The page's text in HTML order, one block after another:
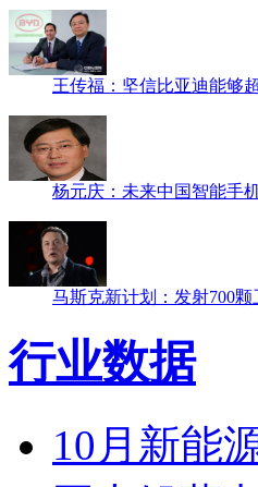
杨元庆：未来中国智能手
马斯克新计划：发射700
行业数据
10月新能
国内铅蓄
1-9月锂电